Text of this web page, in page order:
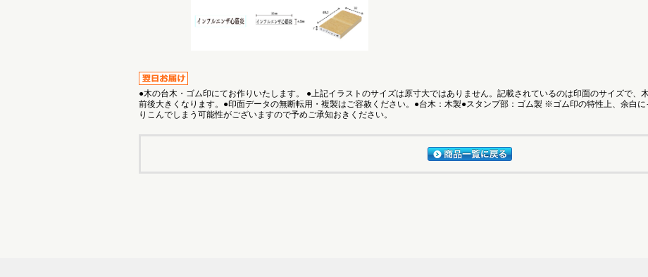
●木の台木・ゴム印にてお作りいたします。 ●上記イラストのサイズは原寸大ではありません。記載されているのは印面のサイズで、
前後大きくなります。●印面データの無断転用・複製はご容赦ください。●台木：木製●スタンプ部：ゴム製 ※ゴム印の特性上、余白
りこんでしまう可能性がございますので予めご承知おきください。